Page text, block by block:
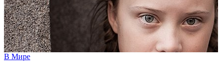
В Мире